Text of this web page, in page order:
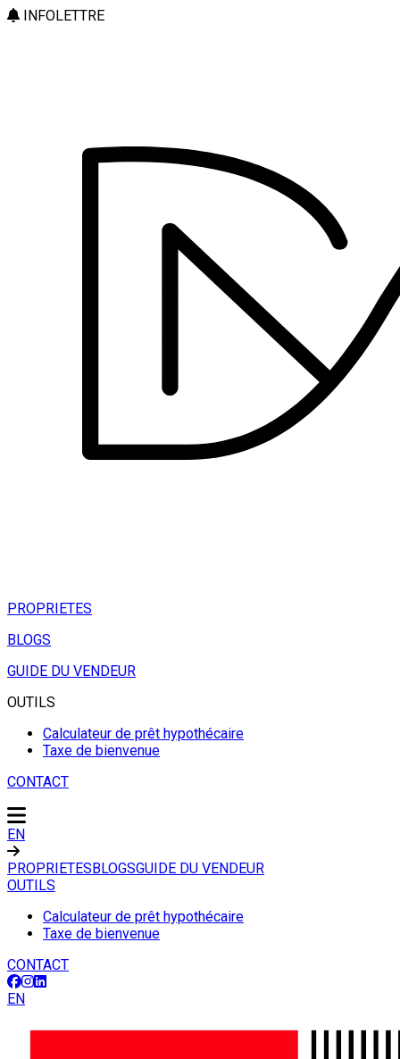
INFOLETTRE
PROPRIETES
BLOGS
GUIDE DU VENDEUR
OUTILS
Calculateur de prêt hypothécaire
Taxe de bienvenue
CONTACT
EN
PROPRIETESBLOGSGUIDE DU VENDEUR
OUTILS
Calculateur de prêt hypothécaire
Taxe de bienvenue
CONTACT
EN